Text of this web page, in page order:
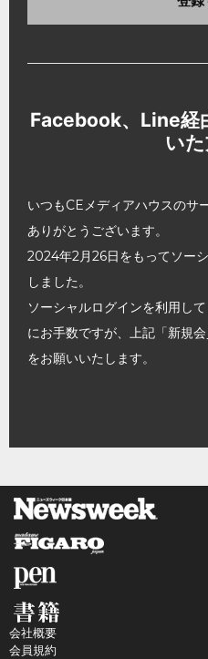
Facebook、Line経
い
いつもCEメディアハウスのサ
ありがとうございます。
2024年2月26日をもってソー
しました。
ソーシャルログインを利用し
にお手数ですが、上記「新規
をお願いいたします。
会社概要
会員規約